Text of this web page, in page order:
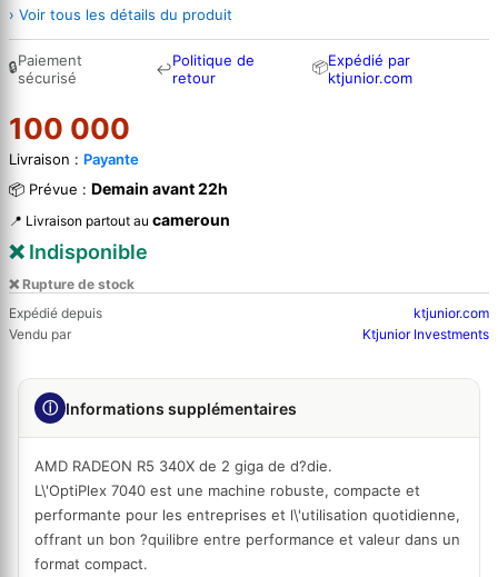
› Voir tous les détails du produit
🔒Paiement
sécurisé
↩Politique de
retour
📦Expédié par
ktjunior.com
100 000
Livraison : Payante
📦 Prévue : Demain avant 22h
📍 Livraison partout au cameroun
❌ Indisponible
❌ Rupture de stock
Expédié depuis
ktjunior.com
Vendu par
Ktjunior Investments
ⓘ Informations supplémentaires
AMD RADEON R5 340X de 2 giga de d?die.
L\'OptiPlex 7040 est une machine robuste, compacte et
performante pour les entreprises et l\'utilisation quotidienne,
offrant un bon ?quilibre entre performance et valeur dans un
format compact.